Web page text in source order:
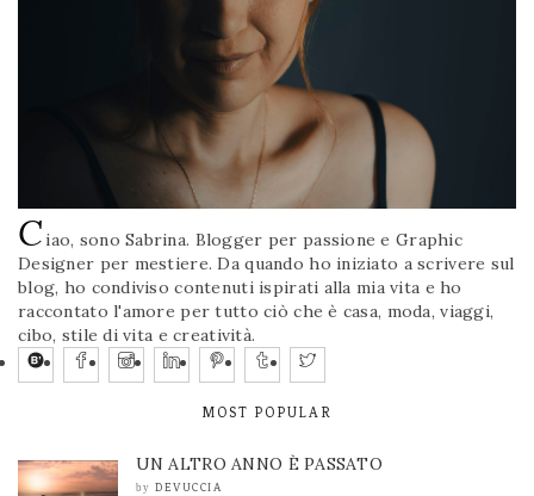
Ciao, sono Sabrina. Blogger per passione e Graphic
Designer per mestiere. Da quando ho iniziato a scrivere sul
blog, ho condiviso contenuti ispirati alla mia vita e ho
raccontato l'amore per tutto ciò che è casa, moda, viaggi,
cibo, stile di vita e creatività.
MOST POPULAR
UN ALTRO ANNO È PASSATO
by DEVUCCIA